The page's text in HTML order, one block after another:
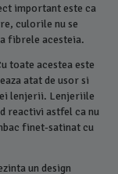
important este ca
culorile nu se
fibrele acesteia.
toate acestea este
atat de usor si
lenjerii. Lenjeriile
reactivi astfel ca nu
finet-satinat cu
un design